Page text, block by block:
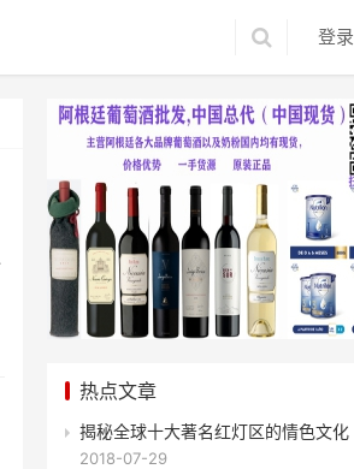
登录
热点文章
揭秘全球十大著名红灯区的情色文化
2018-07-29